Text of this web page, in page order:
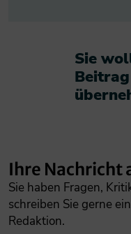
Sie
Ihre Nachricht
Sie haben Fragen,
schreiben Sie gerne
Redaktion.